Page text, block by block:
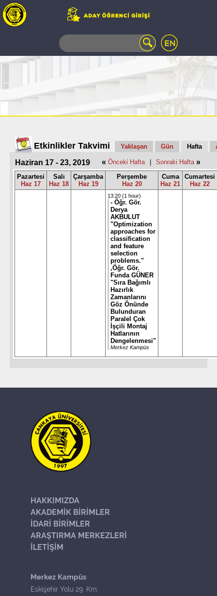
TELEFON
AÇILAN
UZAKTAN
EĞİTİM
KAMPÜSTE
YAŞAM
KÜTÜPHANE
Etkinlikler Takvimi Yaklaşan Gün Hafta
Haziran 17 - 23, 2019 « Önceki Hafta | Sonraki Hafta »
Pazartesi
Haz 17
Salı
Haz 18
Çarşamba
Haz 19
Perşembe
Haz 20
Cuma
Haz 21
Cumartesi
Haz 22
13:20 (1 hour)
- Öğr. Gör.
Derya
AKBULUT
"Optimization
approaches for
classification
and feature
selection
problems."
,Öğr. Gör.
Funda GÜNER
"Sıra Bağımlı
Hazırlık
Zamanlarını
Göz Önünde
Bulunduran
Paralel Çok
İşçili Montaj
Hatlarının
Dengelenmesi"
Merkez Kampüs
HAKKIMIZDA
AKADEMİK BİRİMLER
İDARİ BİRİMLER
ARAŞTIRMA MERKEZLERİ
İLETİŞİM
Merkez Kampüs
Eskişehir Yolu 29. Km.